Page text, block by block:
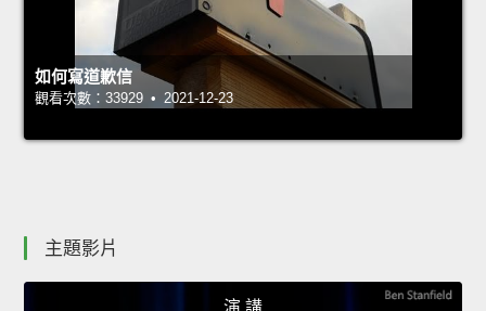
如何寫道歉信
觀看次數：33929 • 2021-12-23
主題影片